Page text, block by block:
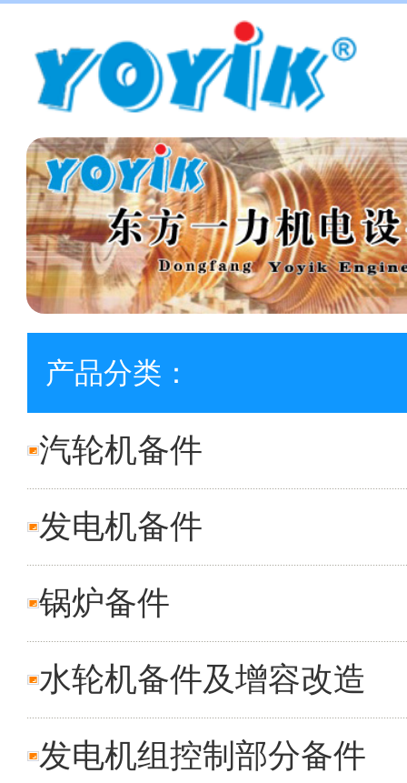
产品分类：
汽轮机备件
发电机备件
锅炉备件
水轮机备件及增容改造
发电机组控制部分备件